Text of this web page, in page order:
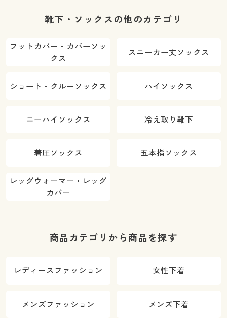
靴下・ソックスの他のカテゴリ
フットカバー・カバーソッ
クス
スニーカー丈ソックス
ショート・クルーソックス ハイソックス
ニーハイソックス 冷え取り靴下
着圧ソックス 五本指ソックス
レッグウォーマー・レッグ
カバー
商品カテゴリから商品を探す
レディースファッション 女性下着
メンズファッション メンズ下着